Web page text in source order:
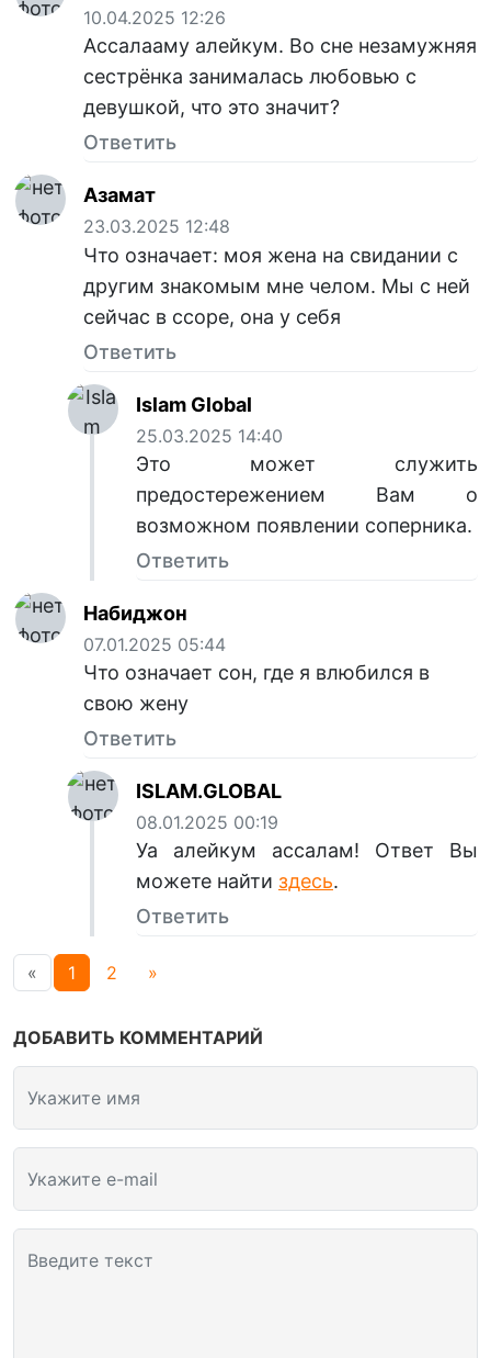
10.04.2025 12:26
Ассалааму алейкум. Во сне незамужняя
сестрёнка занималась любовью с
девушкой, что это значит?
Ответить
Азамат
23.03.2025 12:48
Что означает: моя жена на свидании с
другим знакомым мне челом. Мы с ней
сейчас в ссоре, она у себя
Ответить
Islam Global
25.03.2025 14:40
Это может служить
предостережением Вам о
возможном появлении соперника.
Ответить
Набиджон
07.01.2025 05:44
Что означает сон, где я влюбился в
свою жену
Ответить
ISLAM.GLOBAL
08.01.2025 00:19
Уа алейкум ассалам! Ответ Вы
можете найти здесь.
Ответить
« 1 2 »
ДОБАВИТЬ КОММЕНТАРИЙ
Укажите имя
Укажите e-mail
Введите текст